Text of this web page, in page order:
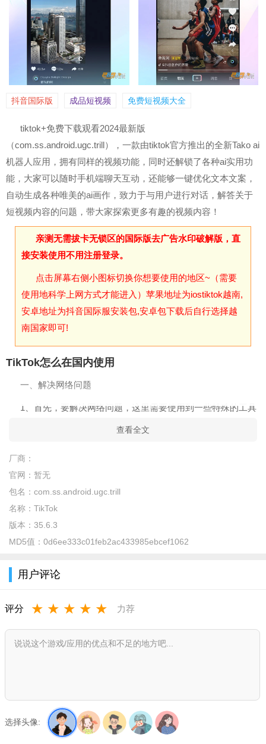
抖音国际版 成品短视频 免费短视频大全
tiktok+免费下载观看2024最新版
（com.ss.android.ugc.trill），一款由tiktok官方推出的全新Tako ai
机器人应用，拥有同样的视频功能，同时还解锁了各种ai实用功
能，大家可以随时手机端聊天互动，还能够一键优化文本文案，
自动生成各种唯美的ai画作，致力于与用户进行对话，解答关于
短视频内容的问题，带大家探索更多有趣的视频内容！
亲测无需拔卡无锁区的国际版去广告水印破解版，直
接安装使用不用注册登录。
点击屏幕右侧小图标切换你想要使用的地区~（需要
使用地科学上网方式才能进入）苹果地址为iostiktok越南,
安卓地址为抖音国际服安装包,安卓包下载后自行选择越
南国家即可!
TikTok怎么在国内使用
一、解决网络问题
1、首先，要解决网络问题，这里需要使用到一些特殊的工具
连接到特殊网络，比如飞机火箭等
方屏蔽了国内运营商的SIM卡，如果这个问题解决不了，你就算
下载好了TikTok，你也无法正常使用！所以还需要拔掉国内电信
运营商的电话卡。
下载TikTok软件
安卓手机：系统7.0以上，配置建议4g+32G内存，如果是华为
统和更新，在系统和更新界面，点击纯净模式进去，进入纯净模
取出手机里面的SIM电话卡，关闭手机GPS定位功能。
下载谷歌三件套：Google Play服务；Google服务框架；
然后在Google商店搜索下载TikTok即可，或者通过手机自带浏
览器搜索“TikTok安装包”直接下载。
查看全文
厂商：
官网： 暂无
包名： com.ss.android.ugc.trill
名称： TikTok
版本： 35.6.3
MD5值： 0d6ee333c01feb2ac433985ebcef1062
用户评论
评分 ★ ★ ★ ★ ★ 力荐
选择头像: